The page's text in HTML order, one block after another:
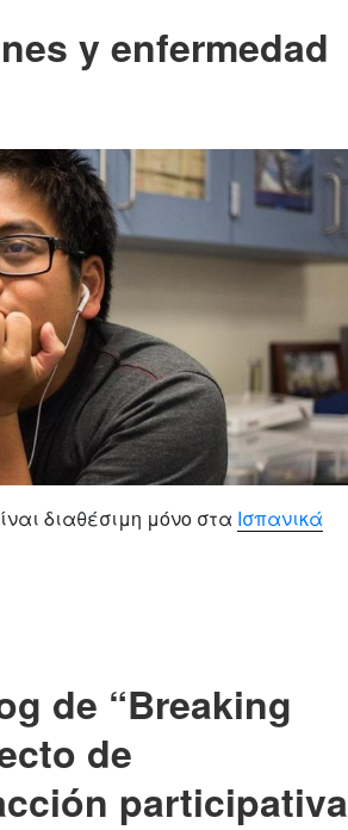
y enfermedad
διαθέσιμη μόνο στα Ισπανικά
de “Breaking
de
participativa